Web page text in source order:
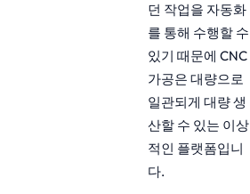
던 작업을 자동화
를 통해 수행할 수
있기 때문에 CNC
가공은 대량으로
일관되게 대량 생
산할 수 있는 이상
적인 플랫폼입니
다.